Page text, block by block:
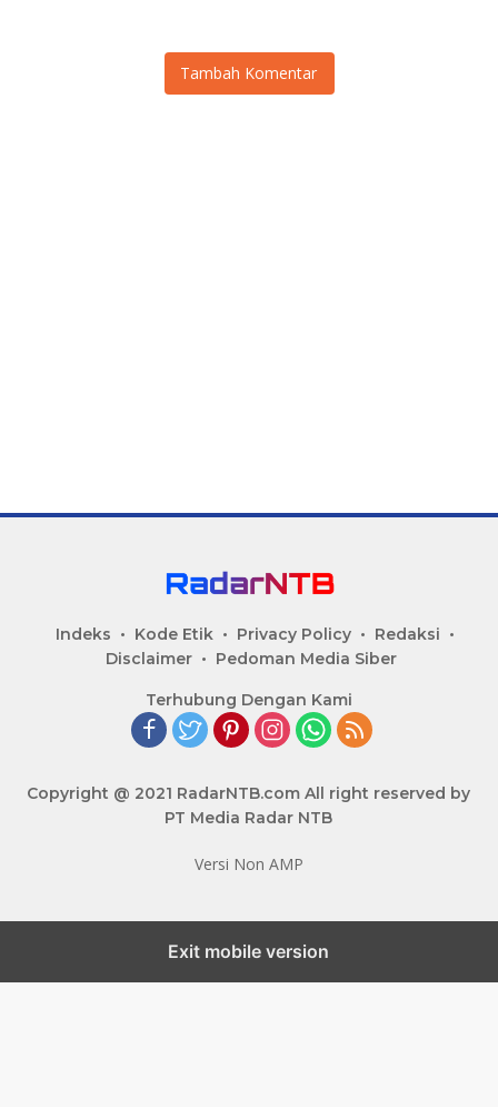
Tambah Komentar
Indeks Kode Etik Privacy Policy
Redaksi
Disclaimer
Pedoman Media Siber
Terhubung Dengan Kami
Copyright @ 2021 RadarNTB.com All right reserved by
PT Media Radar NTB
Versi Non AMP
Exit mobile version